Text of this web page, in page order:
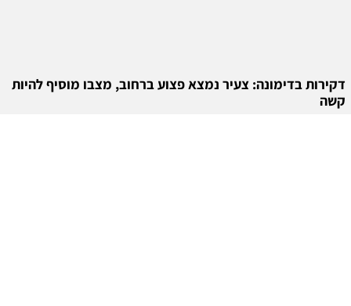
דקירות בדימונה: צעיר נמצא פצוע ברחוב, מצבו מוסיף להיות
קשה